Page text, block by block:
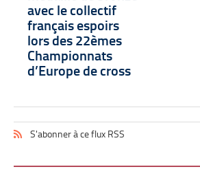
avec le collectif
français espoirs
lors des 22èmes
Championnats
d’Europe de cross
S'abonner à ce flux RSS